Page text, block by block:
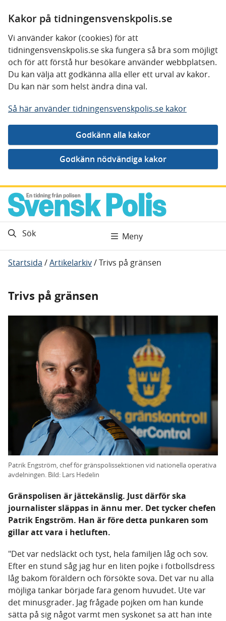
Kakor på tidningensvenskpolis.se
Vi använder kakor (cookies) för att
tidningensvenskpolis.se ska fungera så bra som möjligt
och för att förstå hur besökare använder webbplatsen.
Du kan välja att godkänna alla eller ett urval av kakor.
Du kan när som helst ändra dina val.
Så här använder tidningensvenskpolis.se kakor
Gå direkt till innehåll
Sök Meny
Startsida /Artikelarkiv/Trivs på gränsen
Trivs på gränsen
Patrik Engström, chef för gränspolissektionen vid nationella operativa
avdelningen. Bild: Lars Hedelin
Gränspolisen är jättekänslig. Just därför ska
journalister släppas in ännu mer. Det tycker chefen
Patrik Engström. Han är före detta punkaren som
gillar att vara i hetluften.
"Det var nedsläckt och tyst, hela familjen låg och sov.
Efter en stund såg jag hur en liten pojke i fotbollsdress
låg bakom föräldern och försökte sova. Det var nu alla
möjliga tankar började fara genom huvudet. Ute var
det minusgrader. Jag frågade pojken om han kunde
sätta på sig något varmt men syskonet sa att han inte